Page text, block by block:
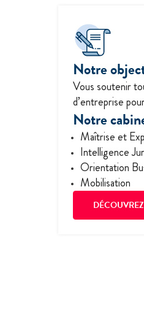
Notre
Vous soutenir
d’entreprise
Notre
Maîtrise et
Intelligence
Orientation
Mobilisation